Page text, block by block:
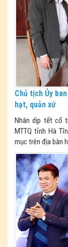
Chủ tịch Ủy
hạt, quản xứ
Nhân dịp tết cổ
MTTQ tỉnh Hà
mục trên địa bàn